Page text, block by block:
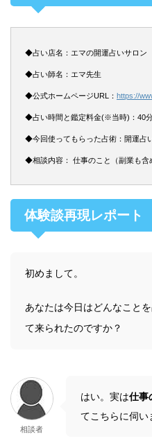
◆占い店名：エマの開運占いサロン
◆占い師名：エマ先生
◆公式ホームページURL： https://
◆占い時間と鑑定料金(※当時)：40
◆今回使ってもらった占術：開運占
◆相談内容： 仕事のこと（副業も含
体験談再現レポート
初めまして。
あなたは今日はどんなこと
て来られたのですか？
相談者
はい。実は仕事
てこちらに伺い